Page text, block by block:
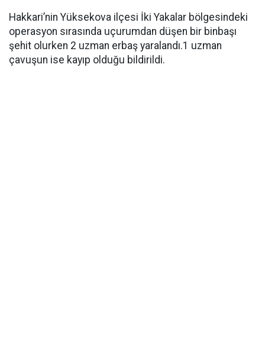
Hakkari’nin Yüksekova ilçesi İki Yakalar bölgesindeki
operasyon sırasında uçurumdan düşen bir binbaşı
şehit olurken 2 uzman erbaş yaralandı.1 uzman
çavuşun ise kayıp olduğu bildirildi.